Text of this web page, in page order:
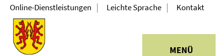
MENÜ
Online-Dienstleistungen | Leichte Sprache | Kontakt